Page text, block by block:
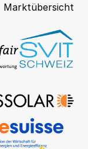
Marktübersicht